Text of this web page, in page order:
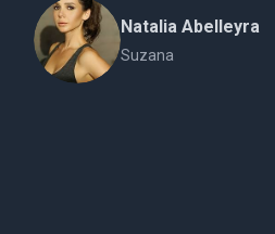
Natalia Abelleyra
Suzana